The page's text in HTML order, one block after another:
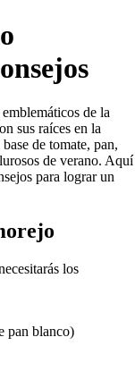
de la
sus raíces en la
de tomate, pan,
de verano. Aquí
para lograr un
los
pan blanco)